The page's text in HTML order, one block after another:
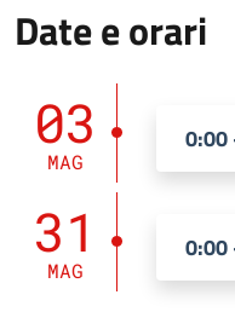
Date e orari
03
MAG
0:00
31
MAG
0:00